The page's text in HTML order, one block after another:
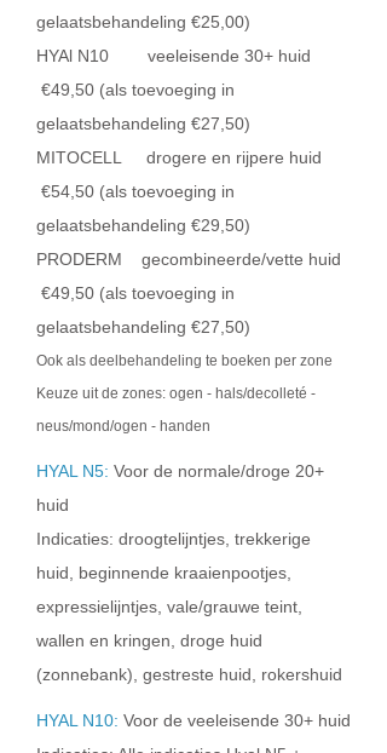
gelaatsbehandeling €25,00)
HYAl N10 veeleisende 30+ huid
€49,50 (als toevoeging in
gelaatsbehandeling €27,50)
MITOCELL drogere en rijpere huid
€54,50 (als toevoeging in
gelaatsbehandeling €29,50)
PRODERM gecombineerde/vette huid
€49,50 (als toevoeging in
gelaatsbehandeling €27,50)
Ook als deelbehandeling te boeken per zone
Keuze uit de zones: ogen - hals/decolleté -
neus/mond/ogen - handen
HYAL N5: Voor de normale/droge 20+
huid
Indicaties: droogtelijntjes, trekkerige
huid, beginnende kraaienpootjes,
expressielijntjes, vale/grauwe teint,
wallen en kringen, droge huid
(zonnebank), gestreste huid, rokershuid
HYAL N10: Voor de veeleisende 30+ huid